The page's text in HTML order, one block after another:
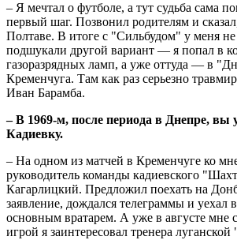
– Я мечтал о футболе, а тут судьба сама
первый шаг. Позвонил родителям и
Полтаве. В итоге с "Сильбудом" у меня
подшукали другой вариант — я попал в
газоразрядных ламп, а уже оттуда — в
Кременчуга. Там как раз серьезно
Иван Барамба.
– В 1969-м, после периода в Днепре, вы
Кадиевку.
– На одном из матчей в Кременчуге ко
руководитель команды кадиевского
Кагарлицкий. Предложил поехать на
заявление, дождался телеграммы и уехал
основным вратарем. А уже в августе мне
игрой я заинтересовал тренера луганской